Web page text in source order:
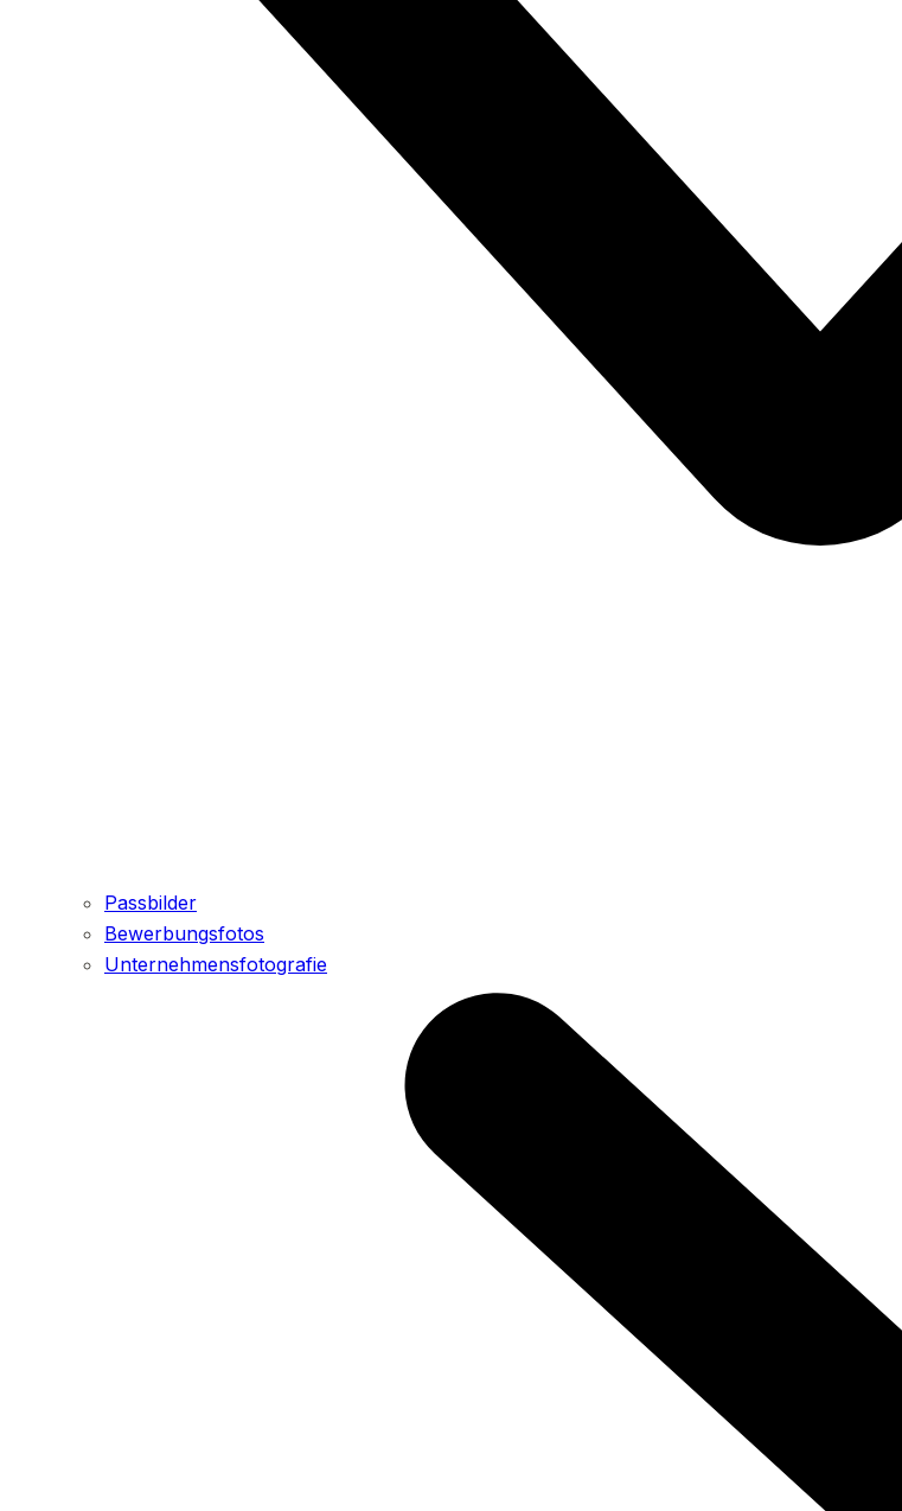
Passbilder
Bewerbungsfotos
Unternehmensfotografie